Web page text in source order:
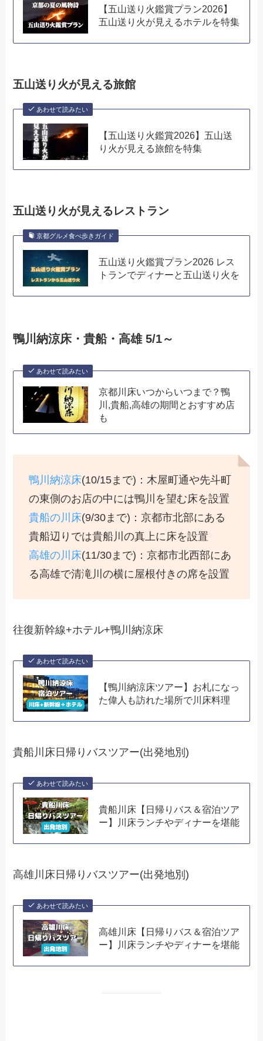
【五山送り火鑑賞プラン2026】
五山送り火が見えるホテルを特集
五山送り火が見える旅館
あわせて読みたい
【五山送り火鑑賞2026】五山送
り火が見える旅館を特集
五山送り火が見えるレストラン
京都グルメ食べ歩きガイド
五山送り火鑑賞プラン2026 レス
トランでディナーと五山送り火を
鴨川納涼床・貴船・高雄 5/1～
あわせて読みたい
京都川床いつからいつまで？鴨
川,貴船,高雄の期間とおすすめ店
も
鴨川納涼床(10/15まで)：木屋町通や先斗町
の東側のお店の中には鴨川を望む床を設置
貴船の川床(9/30まで)：京都市北部にある
貴船辺りでは貴船川の真上に床を設置
高雄の川床(11/30まで)：京都市北西部にあ
る高雄で清滝川の横に屋根付きの席を設置
往復新幹線+ホテル+鴨川納涼床
あわせて読みたい
【鴨川納涼床ツアー】お札になっ
た偉人も訪れた場所で川床料理
貴船川床日帰りバスツアー(出発地別)
あわせて読みたい
貴船川床【日帰りバス＆宿泊ツア
ー】川床ランチやディナーを堪能
高雄川床日帰りバスツアー(出発地別)
あわせて読みたい
高雄川床【日帰りバス＆宿泊ツア
ー】川床ランチやディナーを堪能